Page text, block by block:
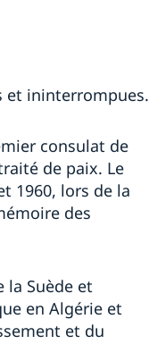
et ininterrompues.
consulat de
de paix. Le
1960, lors de la
des
Suède et
en Algérie et
et du